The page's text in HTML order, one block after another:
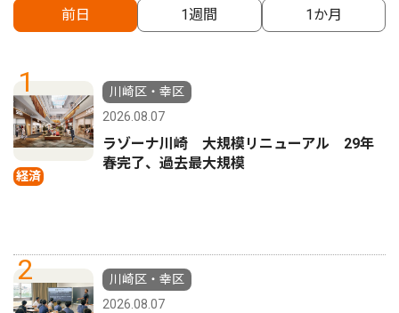
前日 1週間 1か月
1
経済
川崎区・幸区
2026.08.07
ラゾーナ川崎 大規模リニューアル 29年
春完了、過去最大規模
2
川崎区・幸区
2026.08.07